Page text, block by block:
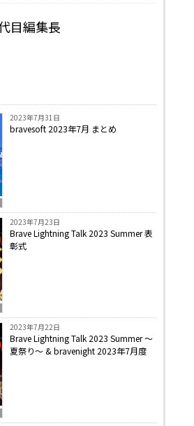
目編集長
2023年7月31日
bravesoft 2023年7月 まとめ
2023年7月23日
Brave Lightning Talk 2023 Summer 表
彰式
2023年7月22日
Brave Lightning Talk 2023 Summer 〜
夏祭り〜 & bravenight 2023年7月度